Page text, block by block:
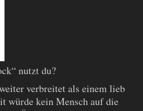
nutzt du?
verbreitet als einem lieb
würde kein Mensch auf die